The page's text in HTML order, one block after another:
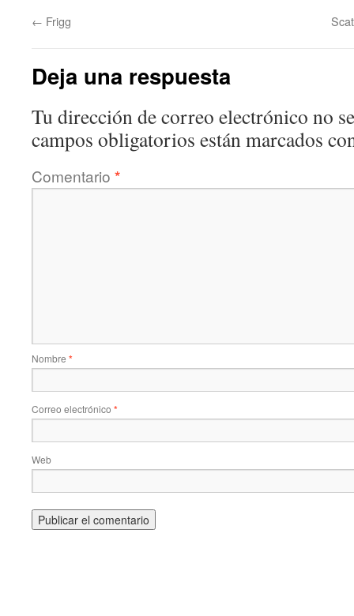
← Frigg
Deja una respuesta
Tu dirección de correo electrónico no
campos obligatorios están marcados
Comentario *
Nombre *
Correo electrónico *
Web